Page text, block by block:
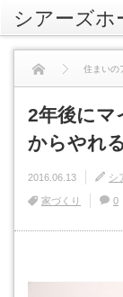
シアーズホ
住まいの
2年後にマ
からやれ
2016.06.13 シ
家づくり 0